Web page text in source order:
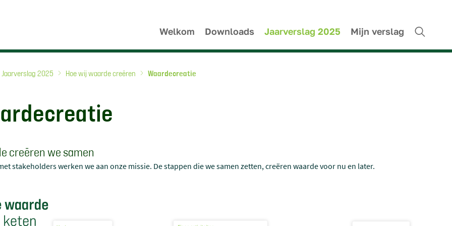
Welkom Downloads Jaarverslag 2025 Mijn verslag Search
Jaarverslag 2025 Hoe wij waarde creëren Waardecreatie
creëren we samen
stakeholders werken we aan onze missie. De stappen die we samen zetten, creëren waarde voor nu en later.